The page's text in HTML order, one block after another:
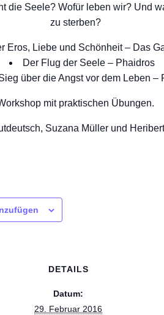
die Seele? Wofür leben wir? Und
zu sterben?
Eros, Liebe und Schönheit – Das
Der Flug der Seele – Phaidros
über die Angst vor dem Leben –
mit praktischen Übungen.
Suzana Müller und
DETAILS
Datum:
29. Februar 2016